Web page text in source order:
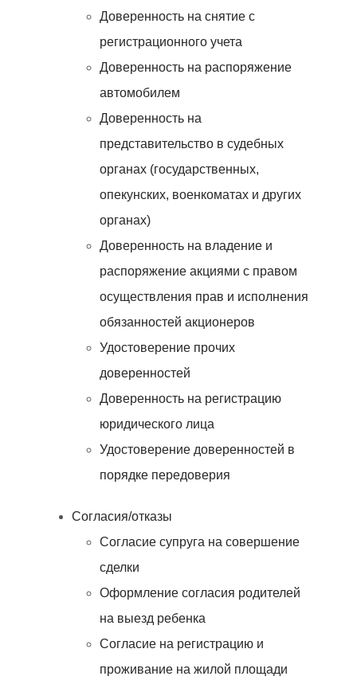
Доверенность на снятие с
регистрационного учета
Доверенность на распоряжение
автомобилем
Доверенность на
представительство в судебных
органах (государственных,
опекунских, военкоматах и других
органах)
Доверенность на владение и
распоряжение акциями с правом
осуществления прав и исполнения
обязанностей акционеров
Удостоверение прочих
доверенностей
Доверенность на регистрацию
юридического лица
Удостоверение доверенностей в
порядке передоверия
Согласия/отказы
Согласие супруга на совершение
сделки
Оформление согласия родителей
на выезд ребенка
Согласие на регистрацию и
проживание на жилой площади